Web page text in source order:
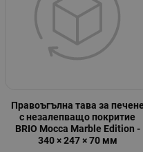
Правоъгълна тава за печене
с незалепващо покритие
BRIO Mocca Marble Edition -
340 × 247 × 70 мм